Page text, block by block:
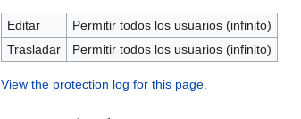
Editar
Permitir todos los usuarios (infinito)
Trasladar
Permitir todos los usuarios (infinito)
View the protection log for this page.